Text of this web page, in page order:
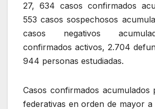
27, 634 casos confirmados
553 casos sospechosos
casos negativos
confirmados activos, 2.704
944 personas estudiadas.
Casos confirmados acumulados
federativas en orden de mayor